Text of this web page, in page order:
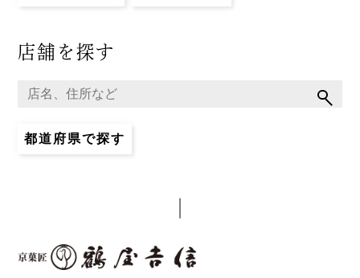
店舗を探す
都道府県で探す